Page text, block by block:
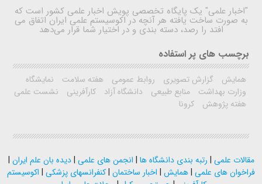
"اخبار علمی" یک پایگاه تخصصی پویش اخبار علمی کشور است که
به صورت ساخت یافته هر آنچه در اکوسیستم علمی ایران اتفاق می
افتد را رصد، دسته بندی و در اختیار شما قرار می‌دهد
برچسب های پر استفاده
همایش گزارش تصویری روابط عمومی هفته سلامت
نمایشگاه
وزارت بهداشت
منابع طبیعی دانشگاه آزاد کارآفرینی
نشست علمی
هفته پژوهش
کرونا
مقالات علمی | رتبه بندی دانشگاه ها | انجمن های علمی |دیده بان علم ایران |
فراخوان های علمی |همایش | اخبار ساختمان |کنفرانسهای پزشکی | اکوسیستم